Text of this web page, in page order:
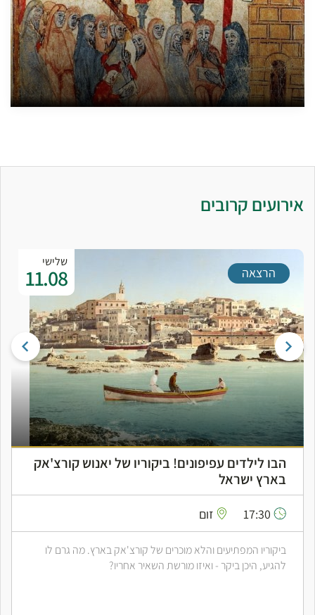
אירועים קרובים
שלישי
11.08 הרצאה
הבו לילדים עפיפונים! ביקוריו של יאנוש קורצ'אק
בארץ ישראל
זום
ביקוריו המפתיעים והלא מוכרים של קורצ'אק בארץ. מה גרם לו
להגיע, היכן ביקר - ואיזו מורשת השאיר אחריו?